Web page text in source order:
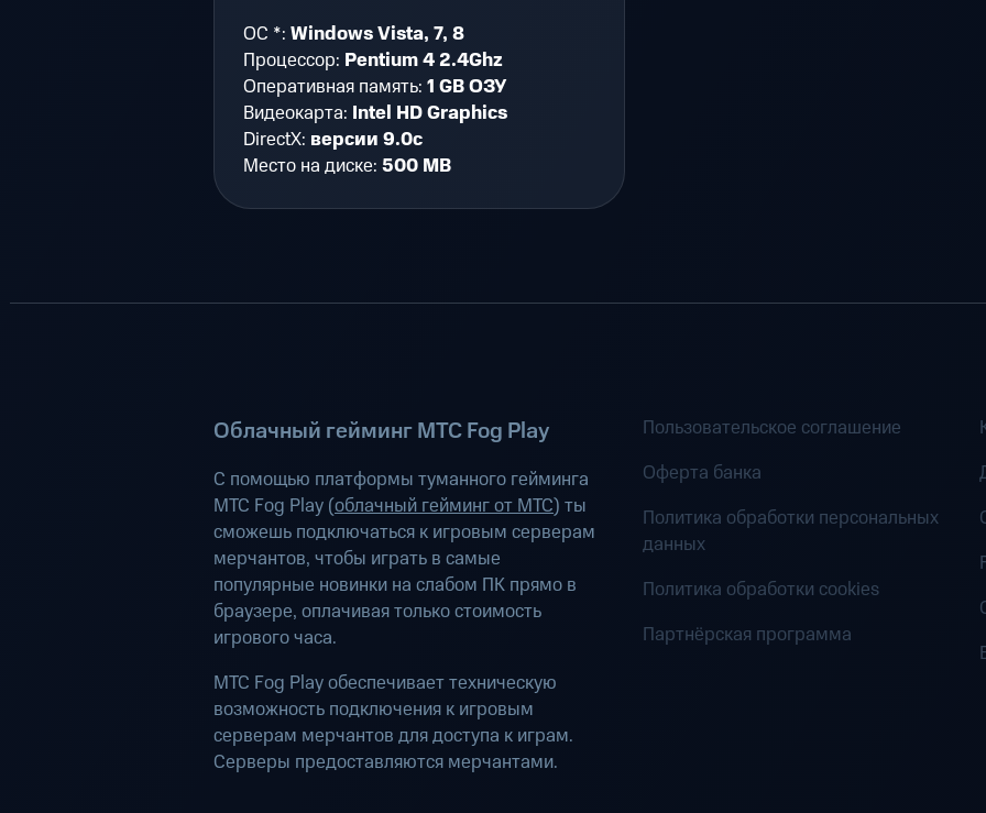
ОС *: Windows Vista, 7, 8
Процессор: Pentium 4 2.4Ghz
Оперативная память: 1 GB ОЗУ
Видеокарта: Intel HD Graphics
DirectX: версии 9.0c
Место на диске: 500 MB
Облачный гейминг МТС Fog Play
С помощью платформы туманного гейминга
МТС Fog Play (облачный гейминг от МТС) ты
сможешь подключаться к игровым серверам
мерчантов, чтобы играть в самые
популярные новинки на слабом ПК прямо в
браузере, оплачивая только стоимость
игрового часа.
МТС Fog Play обеспечивает техническую
возможность подключения к игровым
серверам мерчантов для доступа к играм.
Серверы предоставляются мерчантами.
Пользовательское соглашение
Оферта банка
Политика обработки персональных
данных
Политика обработки cookies
Партнёрская программа